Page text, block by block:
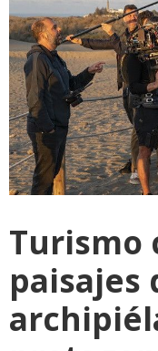
Turismo
paisajes